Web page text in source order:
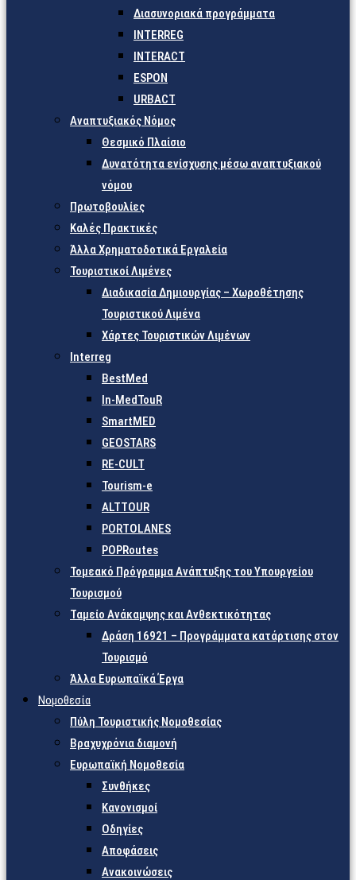
Διασυνοριακά προγράμματα
INTERREG
INTERACT
ESPON
URBACT
Αναπτυξιακός Νόμος
Θεσμικό Πλαίσιο
Δυνατότητα ενίσχυσης μέσω αναπτυξιακού
νόμου
Πρωτοβουλίες
Καλές Πρακτικές
Άλλα Χρηματοδοτικά Εργαλεία
Τουριστικοί Λιμένες
Διαδικασία Δημιουργίας – Χωροθέτησης
Τουριστικού Λιμένα
Χάρτες Τουριστικών Λιμένων
Interreg
BestMed
In-MedTouR
SmartMED
GEOSTARS
RE-CULT
Tourism-e
ALTTOUR
PORTOLANES
POPRoutes
Τομεακό Πρόγραμμα Ανάπτυξης του Υπουργείου
Τουρισμού
Ταμείο Ανάκαμψης και Ανθεκτικότητας
Δράση 16921 – Προγράμματα κατάρτισης στον
Τουρισμό
Άλλα Ευρωπαϊκά Έργα
Νομοθεσία
Πύλη Τουριστικής Νομοθεσίας
Βραχυχρόνια διαμονή
Ευρωπαϊκή Νομοθεσία
Συνθήκες
Κανονισμοί
Οδηγίες
Αποφάσεις
Ανακοινώσεις